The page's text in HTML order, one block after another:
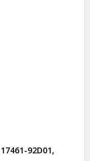
92D01,